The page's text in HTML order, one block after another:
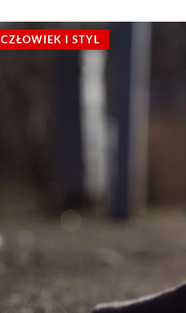
CZŁOWIEK I STYL